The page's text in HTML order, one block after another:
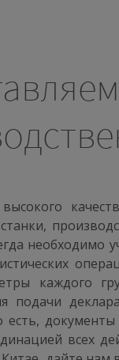
высокого
каждого
всех